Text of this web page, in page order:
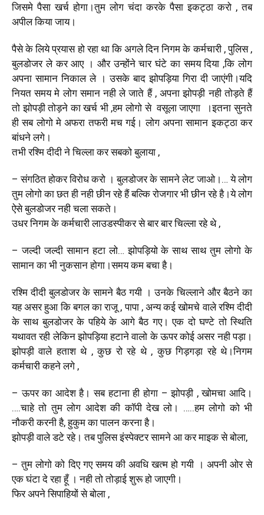
जिसमे पैसा खर्च होगा।तुम लोग चंदा करके पैसा इकट्ठा करो , तब
अपील किया जाय।
पैसे के लिये प्रयास हो रहा था कि अगले दिन निगम के कर्मचारी , पुलिस ,
बुलडोजर ले कर आए । और उन्होंने चार घंटे का समय दिया ,कि लोग
अपना सामान निकाल ले । उसके बाद झोपड़िया गिरा दी जाएंगी।यदि
नियत समय मे लोग समान नही ले जाते हैं , अपना झोपड़ी नही तोड़ते हैं
तो झोपड़ी तोड़ने का खर्च भी ,हम लोगो से वसूला जाएगा ।इतना सुनते
ही सब लोगो मे अफरा तफरी मच गई। लोग अपना सामान इकट्ठा कर
बांधने लगे।
तभी रश्मि दीदी ने चिल्ला कर सबको बुलाया ,
– संगठित होकर विरोध करो । बुलडोजर के सामने लेट जाओ।… ये लोग
तुम लोगो का छत ही नही छीन रहे हैं बल्कि रोजगार भी छीन रहे है।ये लोग
ऐसे बुलडोजर नही चला सकते।
उधर निगम के कर्मचारी लाउडस्पीकर से बार बार चिल्ला रहे थे ,
– जल्दी जल्दी सामान हटा लो… झोपड़ियो के साथ साथ तुम लोगो के
सामान का भी नुकसान होगा।समय कम बचा है।
रश्मि दीदी बुलडोजर के सामने बैठ गयी । उनके चिल्लाने और बैठने का
यह असर हुआ कि बगल का राजू , पापा , अन्य कई खोमचे वाले रश्मि दीदी
के साथ बुलडोजर के पहिये के आगे बैठ गए। एक दो घण्टे तो स्थिति
यथावत रही लेकिन झोपड़िया हटाने वालो के ऊपर कोई असर नही पड़ा।
झोपड़ी वाले हताश थे , कुछ रो रहे थे , कुछ गिड़गड़ा रहे थे।निगम
कर्मचारी कहने लगे ,
– ऊपर का आदेश है। सब हटाना ही होगा – झोपड़ी , खोमचा आदि।
….चाहे तो तुम लोग आदेश की कॉपी देख लो। …..हम लोगो को भी
नौकरी करनी है, हुकुम का पालन करना है।
झोपड़ी वाले डटे रहे। तब पुलिस इंस्पेक्टर सामने आ कर माइक से बोला,
– तुम लोगो को दिए गए समय की अवधि खत्म हो गयी । अपनी ओर से
एक घंटा दे रहा हूँ । नही तो तोड़ाई शुरू हो जाएगी।
फिर अपने सिपाहियों से बोला ,